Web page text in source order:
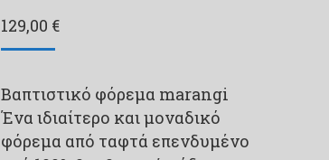
129,00 €
Βαπτιστικό φόρεμα marangi
Ένα ιδιαίτερο και μοναδικό
φόρεμα από ταφτά επενδυμένο